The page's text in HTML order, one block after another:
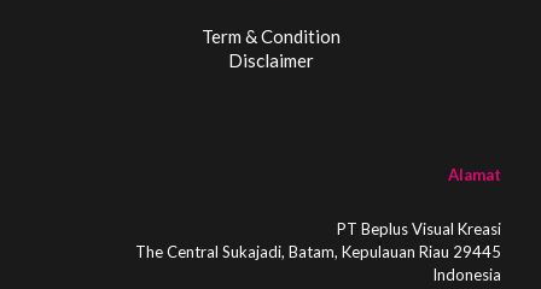
Term & Condition
Disclaimer
Alamat
PT Beplus Visual Kreasi
The Central Sukajadi, Batam, Kepulauan Riau 29445
Indonesia